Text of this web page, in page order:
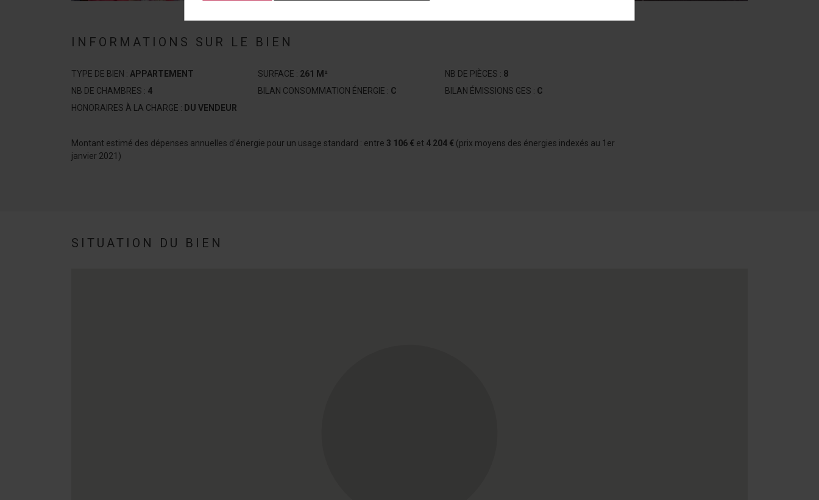
INFORMATIONS SUR LE BIEN
TYPE DE BIEN : APPARTEMENT SURFACE : 261 M² NB DE PIÈCES : 8
NB DE CHAMBRES : 4 BILAN CONSOMMATION ÉNERGIE : C BILAN ÉMISSIONS GES : C
HONORAIRES À LA CHARGE : DU VENDEUR
Montant estimé des dépenses annuelles d'énergie pour un usage standard : entre 3 106 € et 4 204 € (prix moyens des énergies indexés au 1er
janvier 2021)
SITUATION DU BIEN